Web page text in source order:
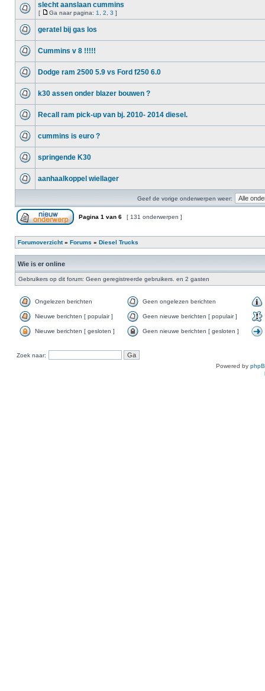
slecht aanslaan cummins
[ Ga naar pagina: 1 2 3 ]
geratel bij gas los
Cummins v 8 !!!!!
Dodge ram 2500 5.9 vs Ford f250 6.0
k30 assen onder blazer bouwen ?
Recall ram pick-up van bj. 2010- 2014 diesel.
cummins is euro ?
springende K30
aanhaalkoppel wiellager
Geef de vorige onderwerpen weer:
Pagina 1 van 6 [ 131 onderwerpen ]
Forumoverzicht» Forums » Diesel Trucks
Wie is er online
Gebruikers op dit forum: Geen geregistreerde gebruikers. en 2 gasten
Ongelezen berichten Geen ongelezen berichten
Nieuwe berichten [ populair ] Geen nieuwe berichten [ populair ]
Nieuwe berichten [ gesloten ] Geen nieuwe berichten [ gesloten ]
Zoek naar:
Powered by